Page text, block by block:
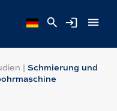
| Schmierung und